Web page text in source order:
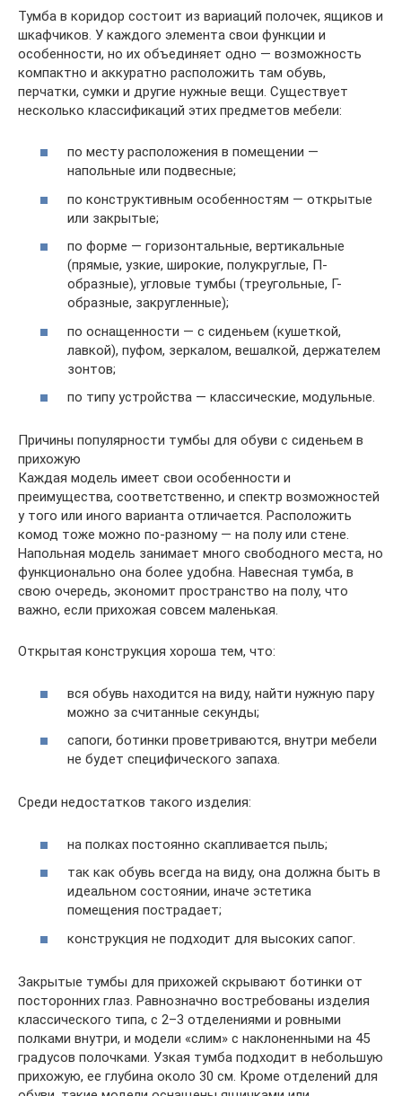
Тумба в коридор состоит из вариаций полочек, ящиков и
шкафчиков. У каждого элемента свои функции и
особенности, но их объединяет одно — возможность
компактно и аккуратно расположить там обувь,
перчатки, сумки и другие нужные вещи. Существует
несколько классификаций этих предметов мебели:
по месту расположения в помещении —
напольные или подвесные;
по конструктивным особенностям — открытые
или закрытые;
по форме — горизонтальные, вертикальные
(прямые, узкие, широкие, полукруглые, П-
образные), угловые тумбы (треугольные, Г-
образные, закругленные);
по оснащенности — с сиденьем (кушеткой,
лавкой), пуфом, зеркалом, вешалкой, держателем
зонтов;
по типу устройства — классические, модульные.
Причины популярности тумбы для обуви с сиденьем в
прихожую
Каждая модель имеет свои особенности и
преимущества, соответственно, и спектр возможностей
у того или иного варианта отличается. Расположить
комод тоже можно по-разному — на полу или стене.
Напольная модель занимает много свободного места, но
функционально она более удобна. Навесная тумба, в
свою очередь, экономит пространство на полу, что
важно, если прихожая совсем маленькая.
Открытая конструкция хороша тем, что:
вся обувь находится на виду, найти нужную пару
можно за считанные секунды;
сапоги, ботинки проветриваются, внутри мебели
не будет специфического запаха.
Среди недостатков такого изделия:
на полках постоянно скапливается пыль;
так как обувь всегда на виду, она должна быть в
идеальном состоянии, иначе эстетика
помещения пострадает;
конструкция не подходит для высоких сапог.
Закрытые тумбы для прихожей скрывают ботинки от
посторонних глаз. Равнозначно востребованы изделия
классического типа, с 2–3 отделениями и ровными
полками внутри, и модели «слим» с наклоненными на 45
градусов полочками. Узкая тумба подходит в небольшую
прихожую, ее глубина около 30 см. Кроме отделений для